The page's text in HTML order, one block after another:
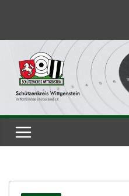
springen